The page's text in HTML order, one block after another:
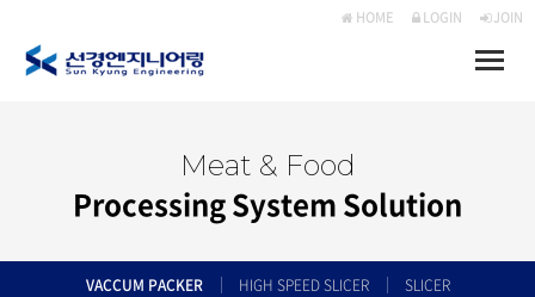
HOME LOGIN JOIN
Toggle
Meat & Food
Processing System Solution
VACCUM PACKER HIGH SPEED SLICER
SLICER